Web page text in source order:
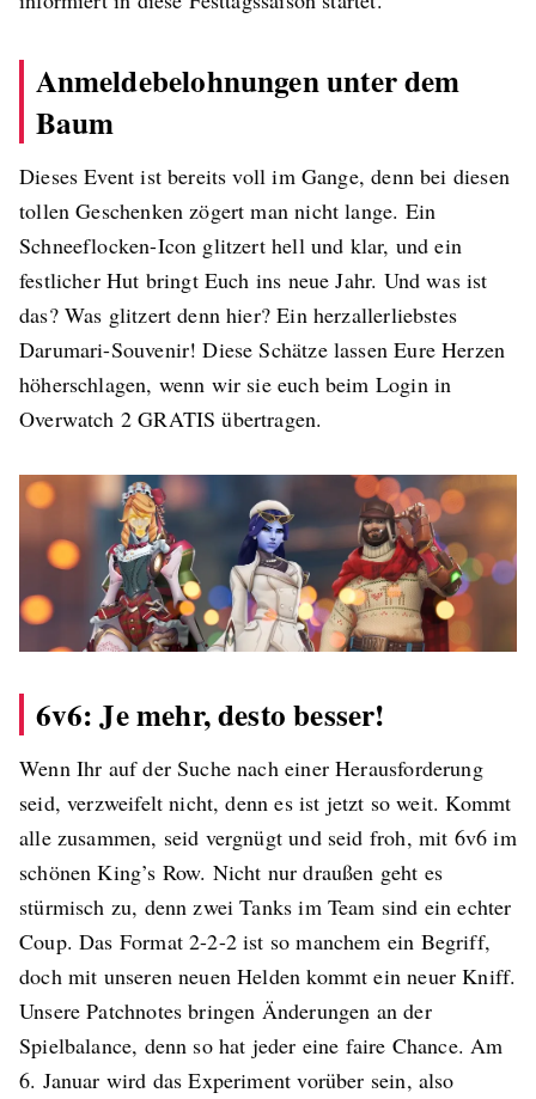
Anmeldebelohnungen unter dem
Baum
Dieses Event ist bereits voll im Gange, denn bei diesen
tollen Geschenken zögert man nicht lange. Ein
Schneeflocken-Icon glitzert hell und klar, und ein
festlicher Hut bringt Euch ins neue Jahr. Und was ist
das? Was glitzert denn hier? Ein herzallerliebstes
Darumari-Souvenir! Diese Schätze lassen Eure Herzen
höherschlagen, wenn wir sie euch beim Login in
Overwatch 2 GRATIS übertragen.
6v6: Je mehr, desto besser!
Wenn Ihr auf der Suche nach einer Herausforderung
seid, verzweifelt nicht, denn es ist jetzt so weit. Kommt
alle zusammen, seid vergnügt und seid froh, mit 6v6 im
schönen King’s Row. Nicht nur draußen geht es
stürmisch zu, denn zwei Tanks im Team sind ein echter
Coup. Das Format 2-2-2 ist so manchem ein Begriff,
doch mit unseren neuen Helden kommt ein neuer Kniff.
Unsere Patchnotes bringen Änderungen an der
Spielbalance, denn so hat jeder eine faire Chance. Am
6. Januar wird das Experiment vorüber sein, also